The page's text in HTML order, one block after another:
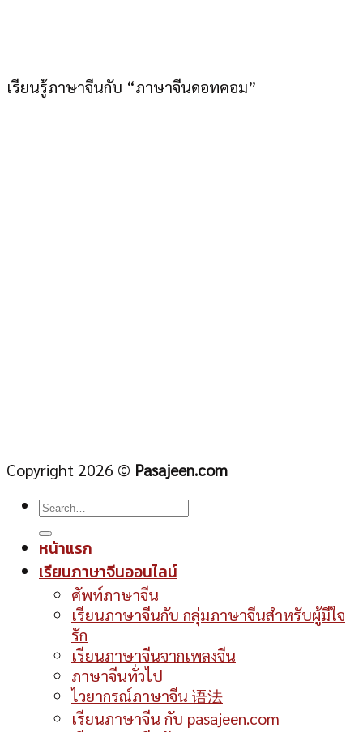
เรียนรู้ภาษาจีนกับ “ภาษาจีนดอทคอม”
Copyright 2026 © Pasajeen.com
หน้าแรก
เรียนภาษาจีนออนไลน์
ศัพท์ภาษาจีน
เรียนภาษาจีนกับ กลุ่มภาษาจีนสำหรับผู้มีใจ
รัก
เรียนภาษาจีนจากเพลงจีน
ภาษาจีนทั่วไป
ไวยากรณ์ภาษาจีน 语法
เรียนภาษาจีน กับ pasajeen.com